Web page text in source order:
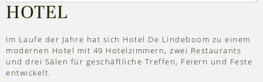
HOTEL
Im Laufe der Jahre hat sich Hotel De Lindeboom zu einem
modernen Hotel mit 49 Hotelzimmern, zwei Restaurants
und drei Sälen für geschäftliche Treffen, Feiern und Feste
entwickelt.